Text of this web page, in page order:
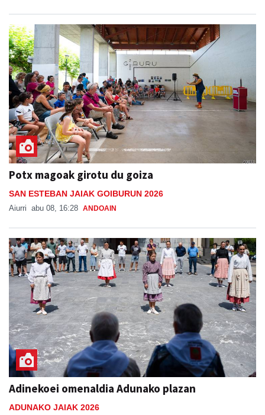
Potx magoak girotu du goiza
SAN ESTEBAN JAIAK GOIBURUN 2026
Aiurri abu 08, 16:28 ANDOAIN
Adinekoei omenaldia Adunako plazan
ADUNAKO JAIAK 2026